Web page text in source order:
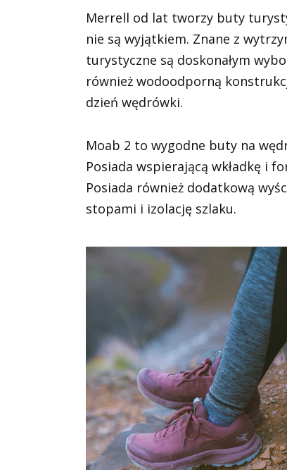
Merrell od lat tworzy buty
nie są wyjątkiem. Znane z
turystyczne są doskonałym
również wodoodporną
dzień wędrówki.
Moab 2 to wygodne buty na
Posiada wspierającą wkładkę i
Posiada również dodatkową
stopami i izolację szlaku.